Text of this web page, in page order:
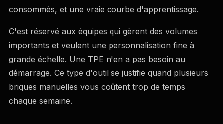
consommés, et une vraie courbe d'apprentissage.
C'est réservé aux équipes qui gèrent des volumes
importants et veulent une personnalisation fine à
grande échelle. Une TPE n'en a pas besoin au
démarrage. Ce type d'outil se justifie quand plusieurs
briques manuelles vous coûtent trop de temps
chaque semaine.